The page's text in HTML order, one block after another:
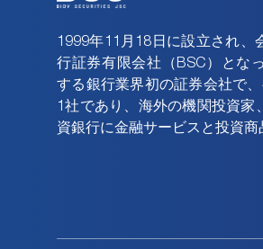
1999年11月18日に設立され、
行証券有限会社（BSC）とな
する銀行業界初の証券会社で
1社であり、海外の機関投資家
資銀行に金融サービスと投資商